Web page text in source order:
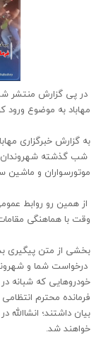
مهاباد به موضوع ورود
به گزارش خبرگزاری
شب گذشته شهروندان
موتورسواران و ماشین
از همین رو روابط
وقت با هماهنگی
بخشی از متن پیگیری
درخواست شما و
خودرو‌هایی که شبانه
فرمانده محترم
بیان داشتند؛
خواهند شد.